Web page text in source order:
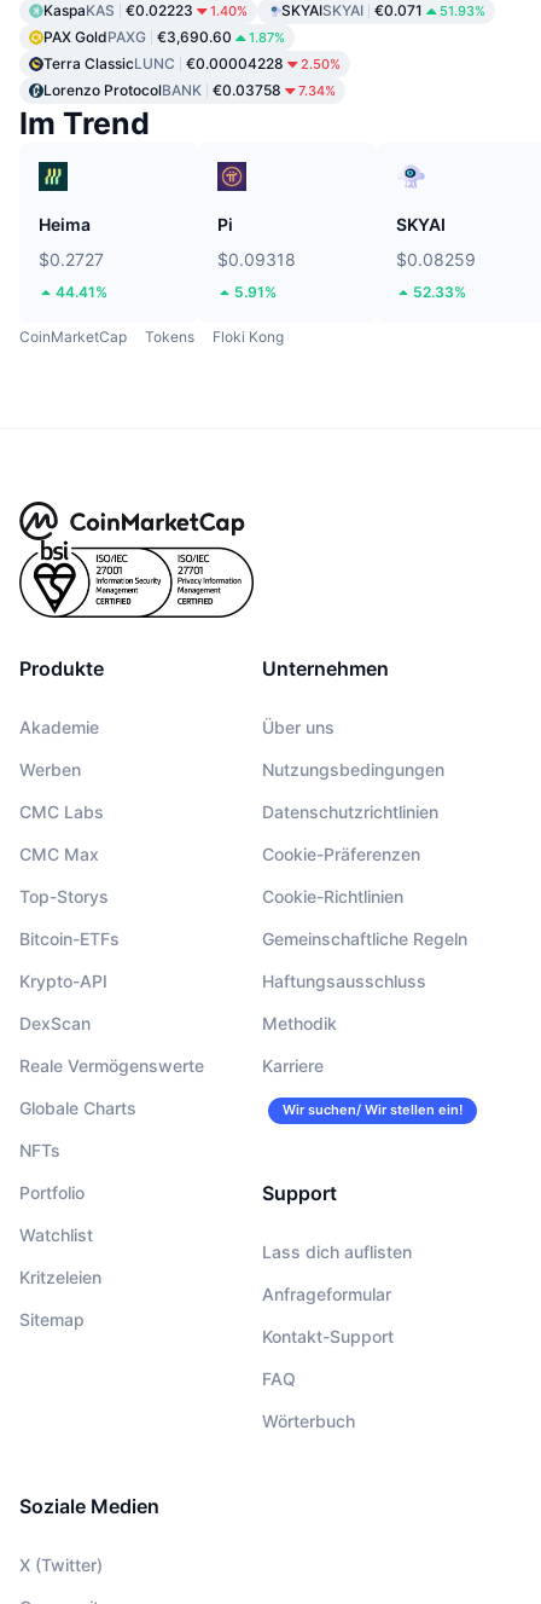
KaspaKAS €0.02223 1.40% SKYAISKYAI €0.071 51.93%
PAX GoldPAXG €3,690.60 1.87%
Terra ClassicLUNC €0.00004228 2.50%
Lorenzo ProtocolBANK €0.03758 7.34%
Im Trend
Heima
$0.2727
44.41%
Pi
$0.09318
5.91%
SKYAI
$0.08259
52.33%
CoinMarketCap Tokens Floki Kong
Produkte
Akademie
Werben
CMC Labs
CMC Max
Top-Storys
Bitcoin-ETFs
Krypto-API
DexScan
Reale Vermögenswerte
Globale Charts
NFTs
Portfolio
Watchlist
Kritzeleien
Sitemap
Unternehmen
Über uns
Nutzungsbedingungen
Datenschutzrichtlinien
Cookie-Präferenzen
Cookie-Richtlinien
Gemeinschaftliche Regeln
Haftungsausschluss
Methodik
Karriere
Wir suchen/ Wir stellen ein!
Support
Lass dich auflisten
Anfrageformular
Kontakt-Support
FAQ
Wörterbuch
Soziale Medien
X (Twitter)